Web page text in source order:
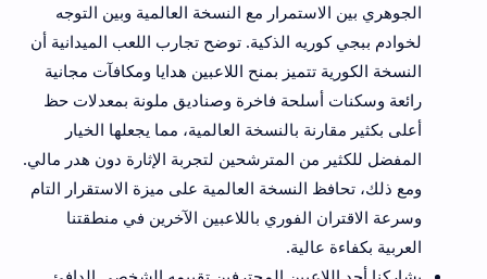
الجوهري بين الاستمرار مع النسخة العالمية وبين التوجه
لخوادم ببجي كوريه الذكية. توضح تجارب اللعب الميدانية أن
النسخة الكورية تتميز بمنح اللاعبين هدايا ومكافآت مجانية
رائعة وسكنات أسلحة فاخرة وصناديق ملونة بمعدلات حظ
أعلى بكثير مقارنة بالنسخة العالمية، مما يجعلها الخيار
المفضل للكثير من المترشحين لتجربة الإثارة دون هدر مالي.
ومع ذلك، تحافظ النسخة العالمية على ميزة الاستقرار التام
وسرعة الاقتران الفوري باللاعبين الآخرين في منطقتنا
العربية بكفاءة عالية.